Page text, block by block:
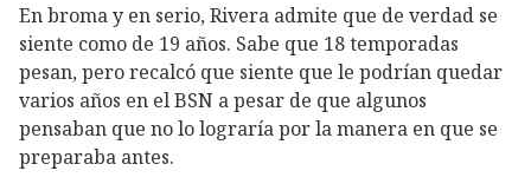
En broma y en serio, Rivera admite que de verdad se
siente como de 19 años. Sabe que 18 temporadas
pesan, pero recalcó que siente que le podrían quedar
varios años en el BSN a pesar de que algunos
pensaban que no lo lograría por la manera en que se
preparaba antes.